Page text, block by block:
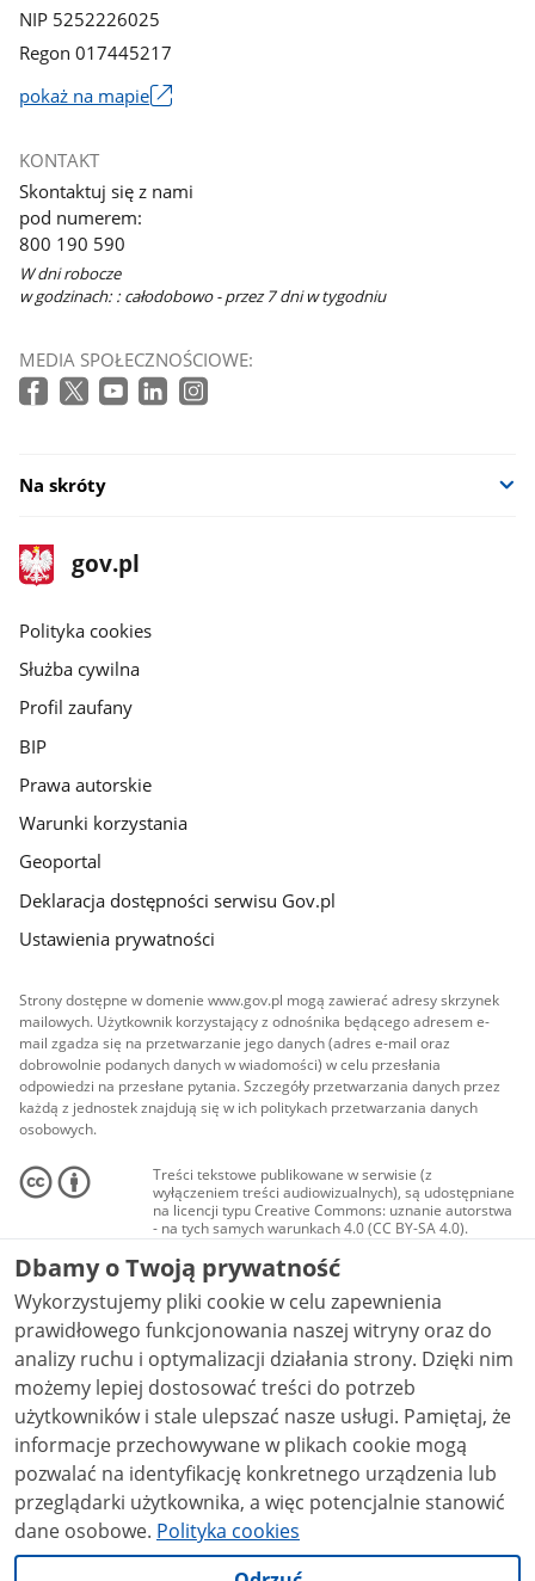
NIP 5252226025
Regon 017445217
pokaż na mapie
się
w
nowym
oknie
KONTAKT
Skontaktuj się z nami
pod numerem:
800 190 590
W dni robocze
w godzinach: : całodobowo - przez 7 dni w tygodniu
MEDIA SPOŁECZNOŚCIOWE:
Na skróty
stopka
gov.pl
Strona
gov.pl
gov.pl
Polityka cookies
Służba cywilna
Profil zaufany
BIP
Prawa autorskie
Warunki korzystania
Geoportal
Deklaracja dostępności serwisu Gov.pl
Ustawienia prywatności
Strony dostępne w domenie www.gov.pl mogą zawierać adresy skrzynek
mailowych. Użytkownik korzystający z odnośnika będącego adresem e-
mail zgadza się na przetwarzanie jego danych (adres e-mail oraz
dobrowolnie podanych danych w wiadomości) w celu przesłania
odpowiedzi na przesłane pytania. Szczegóły przetwarzania danych przez
każdą z jednostek znajdują się w ich politykach przetwarzania danych
osobowych.
Treści tekstowe publikowane w serwisie (z
wyłączeniem treści audiowizualnych), są udostępniane
na licencji typu Creative Commons: uznanie autorstwa
- na tych samych warunkach 4.0 (CC BY-SA 4.0).
Materiały audiowizualne, w tym zdjęcia, materiały
audio i wideo, są udostępniane na licencji typu
Creative Commons: uznanie autorstwa użycie
niekomercyjne - bez utworów zależnych 4.0 (CC BY-
NC-ND 4.0), o ile nie jest to stwierdzone inaczej.
Dbamy o Twoją prywatność
Wykorzystujemy pliki cookie w celu zapewnienia
prawidłowego funkcjonowania naszej witryny oraz do
analizy ruchu i optymalizacji działania strony. Dzięki nim
możemy lepiej dostosować treści do potrzeb
użytkowników i stale ulepszać nasze usługi. Pamiętaj, że
informacje przechowywane w plikach cookie mogą
pozwalać na identyfikację konkretnego urządzenia lub
przeglądarki użytkownika, a więc potencjalnie stanowić
dane osobowe. Polityka cookies